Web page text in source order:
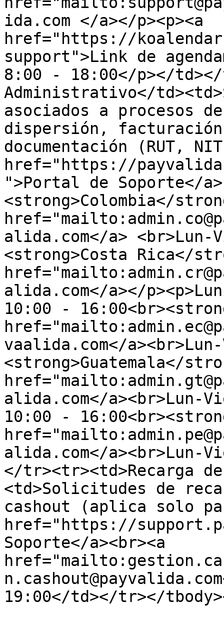
ida.com </a></p><p><a
href="https://
support">Link de
8:00 - 18:00</p></
Administrativo</
asociados a procesos
dispersión,
documentación (RUT,
href="https://
">Portal de Soporte</
<strong>Colombia</
alida.com</a>
<strong>Costa Rica</
alida.com</a></
10:00 -
vaalida.com</
<strong>Guatemala</
alida.com</a><br>Lun-
10:00 -
alida.com</a><br>Lun-
</tr><tr><td>Recarga
<td>Solicitudes de
cashout (aplica solo
href="https://
Soporte</a><br><a
19:00</td></tr></